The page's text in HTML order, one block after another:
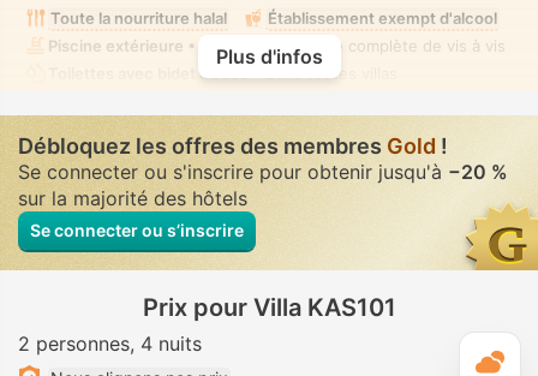
Toute la nourriture halal
Établissement exempt d'alcool
Piscine extérieure • Privé(e) • Absence complète de vis à vis
Toilettes avec bidet à buse
• Dans toutes villas
Plus d'infos
Débloquez les offres des membres Gold !
Se connecter ou s'inscrire pour obtenir jusqu'à −20 %
sur la majorité des hôtels
Se connecter ou s’inscrire
Prix pour Villa KAS101
2 personnes 4 nuits